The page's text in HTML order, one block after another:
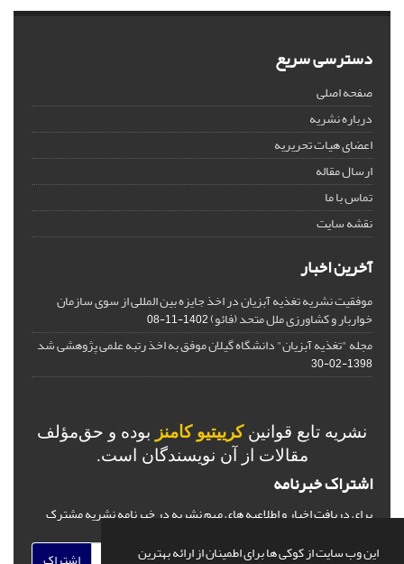
این وب سایت از کوکی ها برای اطمینان از ارائه بهترین
دسترسی سریع
صفحه اصلی
درباره نشریه
اعضای هیات تحریریه
ارسال مقاله
تماس با ما
نقشه سایت
آخرین اخبار
موفقیت نشریه تغذیه آبزیان در اخذ جایزه بین المللی از سوی سازمان
خواربار و کشاورزی ملل متحد (فائو)1402-11-08
مجله "تغذیه آبزیان" دانشگاه گیلان موفق به اخذ رتبه علمی پژوهشی شد
1398-02-30
نشریه تابع قوانینکرییتیو کامنز بوده و حق‌مؤلف
مقالات از آن نویسندگان است.
اشتراک خبرنامه
برای دریافت اخبار و اطلاعیه های مهم نشریه در خبرنامه نشریه مشترک